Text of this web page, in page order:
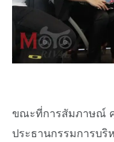
ขณะที่การสัมภาษณ์
ประธานกรรมการบริ